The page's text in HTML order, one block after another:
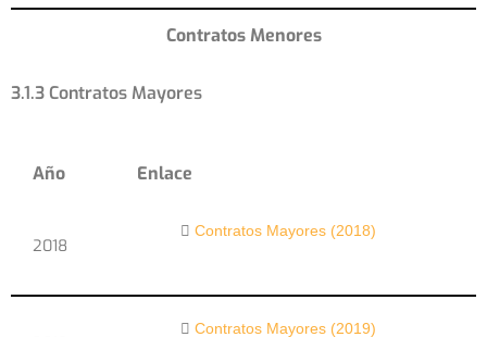
Contratos Menores
3.1.3 Contratos Mayores
Año Enlace
2018
Contratos Mayores (2018)
Contratos Mayores (2019)